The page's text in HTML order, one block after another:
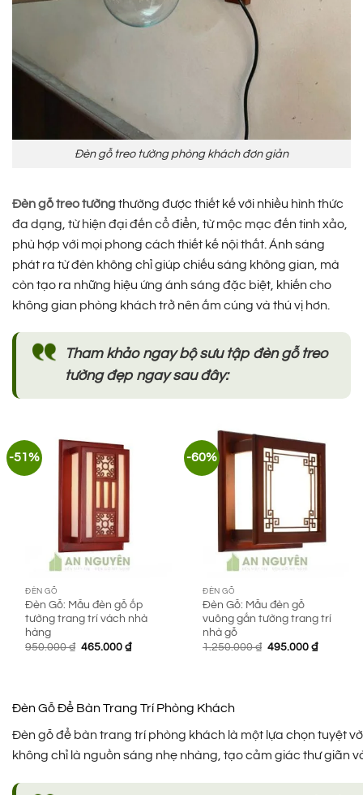
Đèn gỗ treo tường phòng khách đơn giản
Đèn gỗ treo tườngthường được thiết kế với nhiều hình thức
đa dạng, từ hiện đại đến cổ điển, từ mộc mạc đến tinh xảo,
phù hợp với mọi phong cách thiết kế nội thất. Ánh sáng
phát ra từ đèn không chỉ giúp chiếu sáng không gian, mà
còn tạo ra những hiệu ứng ánh sáng đặc biệt, khiến cho
không gian phòng khách trở nên ấm cúng và thú vị hơn.
Tham khảo ngay bộ sưu tập đèn gỗ treo
tường đẹp ngay sau đây:
-51%
ĐÈN GỖ
Đèn Gỗ: Mẫu đèn gỗ ốp
tường trang trí vách nhà
hàng
950.000₫ Giá
465.000₫Giá
-60%
ĐÈN GỖ
Đèn Gỗ: Mẫu đèn gỗ
vuông gắn tường trang trí
nhà gỗ
1.250.000₫ Giá
495.000₫Giá
Đèn Gỗ Để Bàn Trang Trí Phòng Khách
Đèn gỗ để bàn trang trí phòng khách là một lựa chọn tuyệt
không chỉ là nguồn sáng nhẹ nhàng, tạo cảm giác thư giãn